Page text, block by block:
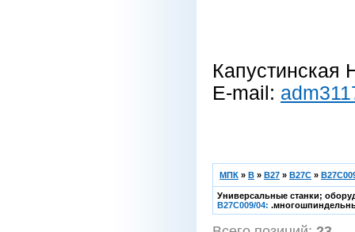
Капустинская
E-mail:
МПК » B » B27 » B27C »
Универсальные станки;
B27C009/04: